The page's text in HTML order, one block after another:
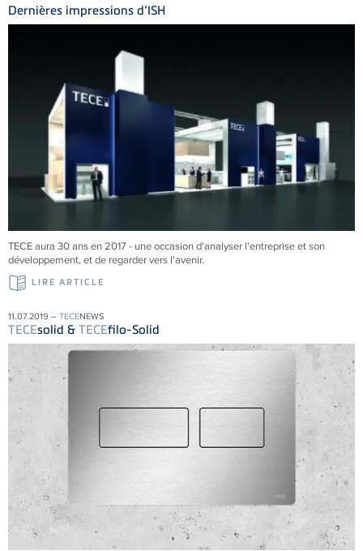
Dernières impressions d’ISH
TECE aura 30 ans en 2017 - une occasion d'analyser l'entreprise et son
développement, et de regarder vers l'avenir.
LIRE ARTICLE
11.07.2019 – TECENEWS
TECEsolid & TECEfilo-Solid